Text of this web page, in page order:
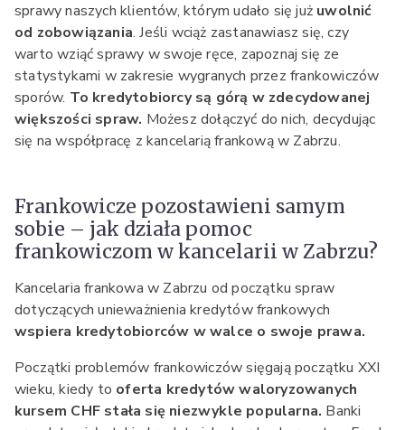
sprawy naszych klientów, którym udało się już uwolnić
od zobowiązania. Jeśli wciąż zastanawiasz się, czy
warto wziąć sprawy w swoje ręce, zapoznaj się ze
statystykami w zakresie wygranych przez frankowiczów
sporów. To kredytobiorcy są górą w zdecydowanej
większości spraw. Możesz dołączyć do nich, decydując
się na współpracę z kancelarią frankową w Zabrzu.
Frankowicze pozostawieni samym
sobie – jak działa pomoc
frankowiczom w kancelarii w Zabrzu?
Kancelaria frankowa w Zabrzu od początku spraw
dotyczących unieważnienia kredytów frankowych
wspiera kredytobiorców w walce o swoje prawa.
Początki problemów frankowiczów sięgają początku XXI
wieku, kiedy to oferta kredytów waloryzowanych
kursem CHF stała się niezwykle popularna. Banki